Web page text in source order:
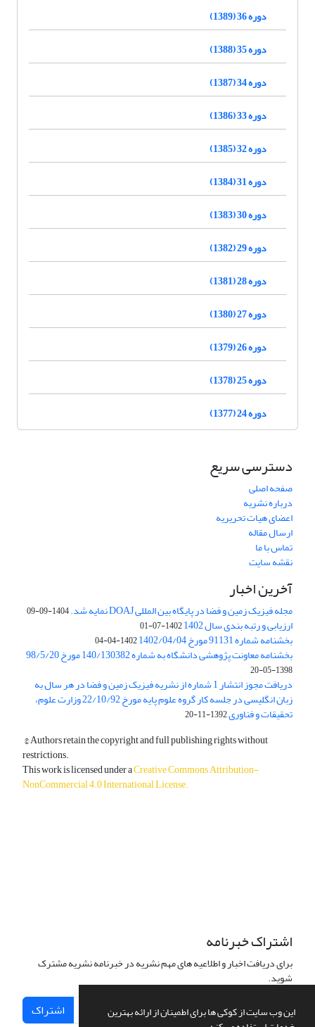
این وب سایت از کوکی ها برای اطمینان از ارائه بهترین
دوره 36 (1389)
دوره 35 (1388)
دوره 34 (1387)
دوره 33 (1386)
دوره 32 (1385)
دوره 31 (1384)
دوره 30 (1383)
دوره 29 (1382)
دوره 28 (1381)
دوره 27 (1380)
دوره 26 (1379)
دوره 25 (1378)
دوره 24 (1377)
دسترسی سریع
صفحه اصلی
درباره نشریه
اعضای هیات تحریریه
ارسال مقاله
تماس با ما
نقشه سایت
آخرین اخبار
مجله فیزیک زمین و فضا در پایگاه بین المللی DOAJ نمایه شد. 1404-09-09
ارزیابی و رتبه بندی سال 1402 1402-07-01
بخشنامه شماره 91131 مورخ 1402/04/04 1402-04-04
بخشنامه معاونت پژوهشی دانشگاه به شماره 140/130382 مورخ 98/5/20
1398-05-20
دریافت مجوز انتشار 1 شماره از نشریه فیزیک زمین و فضا در هر سال به
زبان انگلیسی در جلسه کار گروه علوم پایه مورخ 22/10/92 وزارت علوم،
تحقیقات و فناوری1392-11-20
© Authors retain the copyright and full publishing rights without
restrictions.
This work is licensed under aCreative Commons Attribution-
NonCommercial 4.0 International License.
اشتراک خبرنامه
برای دریافت اخبار و اطلاعیه های مهم نشریه در خبرنامه نشریه مشترک
شوید.
اشتراک